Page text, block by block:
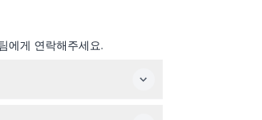
에게 연락해주세요.